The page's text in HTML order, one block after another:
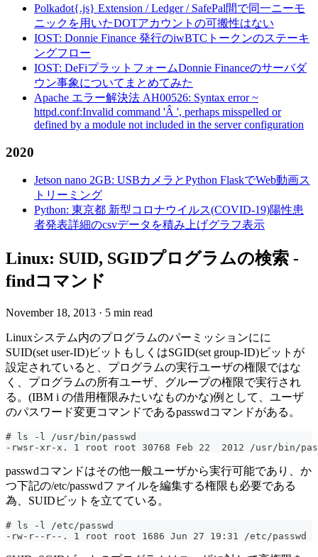
Polkadot{.js} Extension / Ledger / SafePal間で同一ニーモ
ニックを用いたDOTアカウントの可搬性はない
IOST: Donnie Finance 発行のiwBTCトークンのステーキ
ングフロー
IOST: DeFiプラットフォームDonnie Financeのサーバダ
ウン事象についてまとめてみた
Apache エラー解決法 AH00526: Syntax error ~
httpd.conf:Invalid command 'Â ', perhaps misspelled or
defined by a module not included in the server configuration
2020
Jetson nano 2GB: USBカメラとPython FlaskでWeb動画ス
トリーミング
Python: 東京都 新型コロナウイルス(COVID-19)陽性患
者発表詳細のcsvデータを積み上げグラフ表示
Linux: SUID, SGIDプログラムの検索 -
findコマンド
November 18, 2013 · 5 min read
Linuxシステム内のプログラムのパーミッションにに
SUID(set user-ID)ビットもしくはSGID(set group-ID)ビットが
設定されていると、プログラムの実行ユーザの権限ではな
く、プログラムの所有ユーザ、グループの権限で実行され
る。(IBM i の借用権限みたいなものかな)例として、ユーザ
のパスワード変更コマンドであるpasswdコマンドがある。
# ls -l /usr/bin/passwd
-rwsr-xr-x. 1 root root 30768 Feb 22  2012 /usr/bin/
passwdコマンドはその他一般ユーザから実行可能であり、か
つ下記の/etc/passwdファイルを編集する権限も必要である
為、SUIDビットを立てている。
# ls -l /etc/passwd
-rw-r--r--. 1 root root 1686 Jun 27 19:31 /etc/passwd